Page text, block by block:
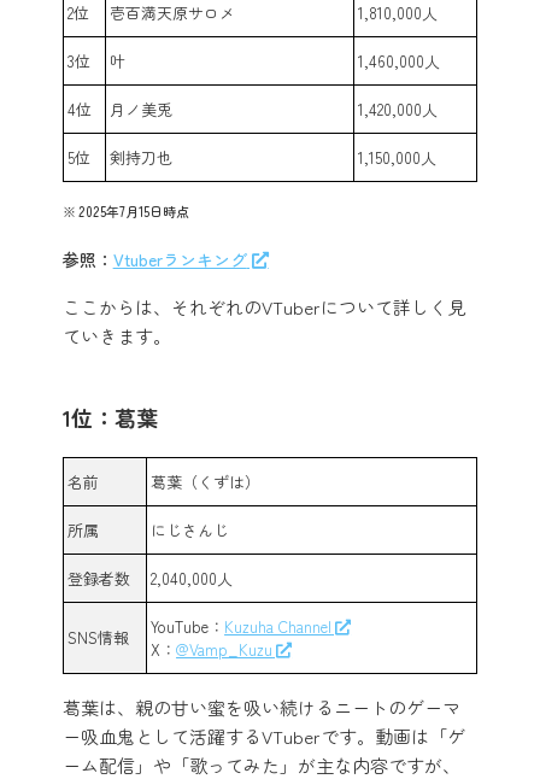
2位 壱百満天原サロメ 1,810,000人
3位 叶 1,460,000人
4位 月ノ美兎 1,420,000人
5位 剣持刀也 1,150,000人
2025年7月15日時点
参照： Vtuberランキング
ここからは、それぞれのVTuberについて詳しく見
ていきます。
1位：葛葉
名前 葛葉（くずは）
所属 にじさんじ
登録者数 2,040,000人
SNS情報 YouTube： Kuzuha Channel
X：@Vamp_Kuzu
葛葉は、親の甘い蜜を吸い続けるニートのゲーマ
ー吸血鬼として活躍するVTuberです。動画は「ゲ
ーム配信」や「歌ってみた」が主な内容ですが、